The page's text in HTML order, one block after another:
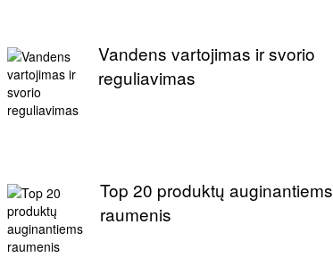
Vandens vartojimas ir svorio
reguliavimas
Top 20 produktų auginantiems
raumenis